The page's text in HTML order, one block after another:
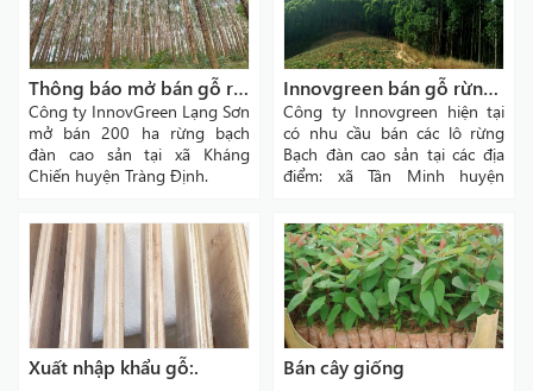
Thông báo mở bán gỗ rừng bạch đàn
Công ty InnovGreen Lạng Sơn
mở bán 200 ha rừng bạch
đàn cao sản tại xã Kháng
Chiến huyện Tràng Định.
Innovgreen bán gỗ rừng trồng Lạng Sơn
Công ty Innovgreen hiện tại
có nhu cầu bán các lô rừng
Bạch đàn cao sản tại các địa
điểm: xã Tân Minh huyện
Sơn; xã Quảng Sơn, Quảng
Thành huyện Hải Hà tỉnh
Quảng...
Xuất nhập khẩu gỗ:. Bán cây giống